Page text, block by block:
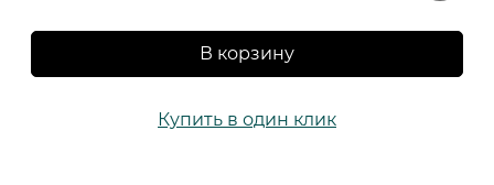
В корзину
Купить в один клик